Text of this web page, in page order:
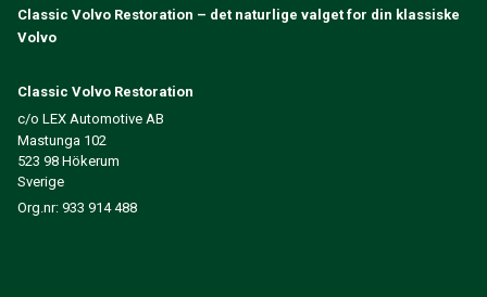
240/260 Motorregulering
240/260 Kjølesystem
240/260 Øvrig
Reservedeler til 740/760/780
740/760/780 Bremsesystem
700 Drivstoff-/avgassystem
740/760/780 Kraftoverføring/bakaksel
Classic Volvo Restoration – det naturlige valget for din klassiske
Volvo
Classic Volvo Restoration
c/o LEX Automotive AB
Mastunga 102
523 98 Hökerum
Sverige
Org.nr: 933 914 488